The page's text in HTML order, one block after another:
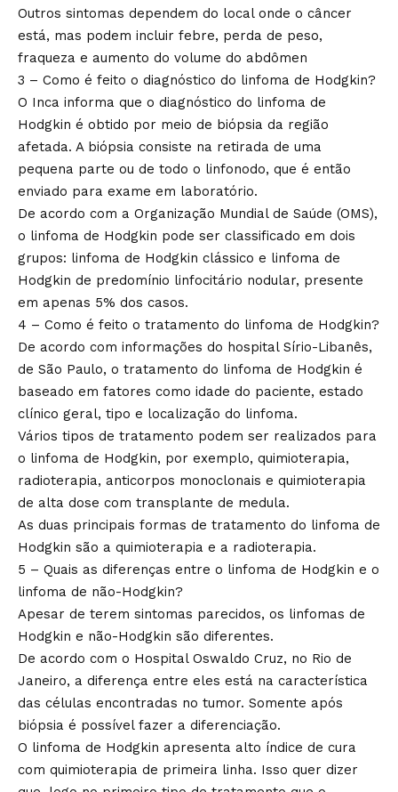
Outros sintomas dependem do local onde o câncer
está, mas podem incluir febre, perda de peso,
fraqueza e aumento do volume do abdômen
3 – Como é feito o diagnóstico do linfoma de Hodgkin?
O Inca informa que o diagnóstico do linfoma de
Hodgkin é obtido por meio de biópsia da região
afetada. A biópsia consiste na retirada de uma
pequena parte ou de todo o linfonodo, que é então
enviado para exame em laboratório.
De acordo com a Organização Mundial de Saúde (OMS),
o linfoma de Hodgkin pode ser classificado em dois
grupos: linfoma de Hodgkin clássico e linfoma de
Hodgkin de predomínio linfocitário nodular, presente
em apenas 5% dos casos.
4 – Como é feito o tratamento do linfoma de Hodgkin?
De acordo com informações do hospital Sírio-Libanês,
de São Paulo, o tratamento do linfoma de Hodgkin é
baseado em fatores como idade do paciente, estado
clínico geral, tipo e localização do linfoma.
Vários tipos de tratamento podem ser realizados para
o linfoma de Hodgkin, por exemplo, quimioterapia,
radioterapia, anticorpos monoclonais e quimioterapia
de alta dose com transplante de medula.
As duas principais formas de tratamento do linfoma de
Hodgkin são a quimioterapia e a radioterapia.
5 – Quais as diferenças entre o linfoma de Hodgkin e o
linfoma de não-Hodgkin?
Apesar de terem sintomas parecidos, os linfomas de
Hodgkin e não-Hodgkin são diferentes.
De acordo com o Hospital Oswaldo Cruz, no Rio de
Janeiro, a diferença entre eles está na característica
das células encontradas no tumor. Somente após
biópsia é possível fazer a diferenciação.
O linfoma de Hodgkin apresenta alto índice de cura
com quimioterapia de primeira linha. Isso quer dizer